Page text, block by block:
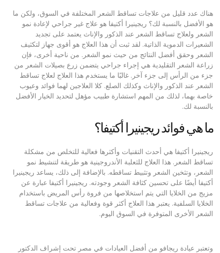
هناك عدد قليل من علاجات تساقط الشعر المختلفة في السوق، ولكن ما
هو الأفضل بالنسبة لك؟ ريجينيرا أكتيفا هو علاج غير جراحي لإعادة نمو
الشعر ولعلاج تساقط الشعر عند الذكور والإناث يعتمد على تجديد
الشعيرات الدموية الذاتية. لقد ثبت أن هذا العلاج هو أقوى جهاز لتكثيف
الشعر وحقق أفضل النتائج من حيث نمو الشعر. من ناحية أخرى، فإن
زراعة الشعر التقليدية هي إجراء جراحي يتضمن زرع بصيلات الشعر من
جزء من الرأس إلى جزء آخر. غالبًا ما يستخدم هذا العلاج لعلاج تساقط
الشعر عند الذكور والإناث وكذلك الصلع. كلا العلاجين لهما فوائد وعيوب
خاصة بهما، لذلك من المهم استشارة طبيب مؤهل لتحديد الخيار الأفضل
بالنسبة لك.
ما هي فوائد ريجينيرا أكتيفا؟
ريجينيرا أكتيفا هي أحدث التقنيات وأكثرها فعالية للتخلص من مشكلة
تساقط الشعر. هذا العلاج للثعلبة الأندروجينية هو طريقة لتنشيط نمو
الشعر، وتثخين الشعر وتثبيط تساقطه. بالإضافة إلى ذلك، يساعد ريجينيرا
أكتيفا أيضًا على تحسين كثافة الشعر وجودته. ريجينيرا أكتيفا عبارة عن
مزيج من الخلايا التي يتم استخلاصها من فروة رأس المريض باستخدام
الخلايا السلفية. يعتبر هذا العلاج أكثر قوة وفعالية من علاجات تساقط
الشعر الأخرى المتوفرة في السوق اليوم.
وتعتبر عيادة ريجافو من أفضل العيادات في مصر تحت إشراف الدكتور